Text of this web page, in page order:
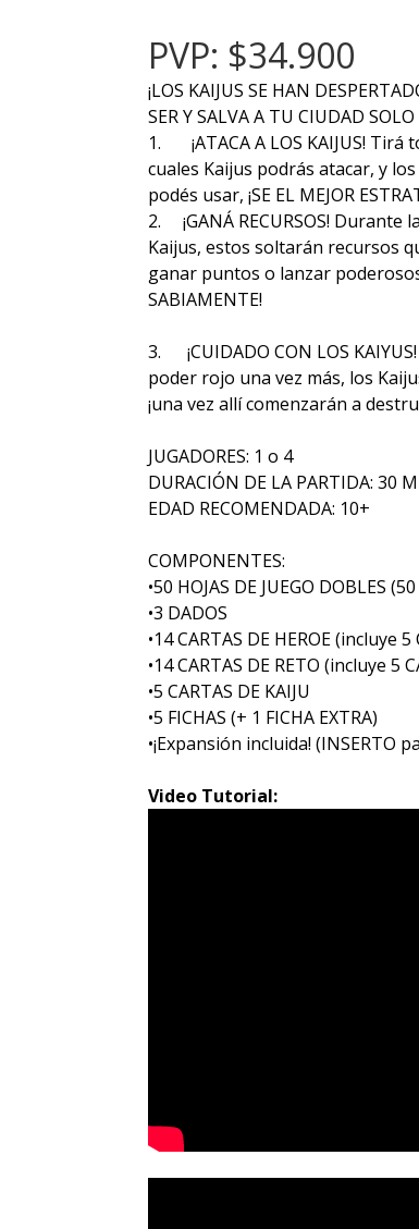
PVP: $34.900
¡LOS KAIJUS SE HAN
SER Y SALVA A TU CIUDAD
1. ¡ATACA A LOS KAIJUS! Tirá
cuales Kaijus podrás atacar, y
podés usar, ¡SE EL MEJOR
2. ¡GANÁ RECURSOS! Durante
Kaijus, estos soltarán recursos
ganar puntos o lanzar poderosos
SABIAMENTE!
3. ¡CUIDADO CON LOS
poder rojo una vez más, los
¡una vez allí comenzarán a
JUGADORES: 1 o 4
DURACIÓN DE LA PARTIDA: 30
EDAD RECOMENDADA: 10+
COMPONENTES:
•50 HOJAS DE JUEGO DOBLES
•3 DADOS
•14 CARTAS DE HEROE (incluye
•14 CARTAS DE RETO (incluye 5
•5 CARTAS DE KAIJU
•5 FICHAS (+ 1 FICHA EXTRA)
•¡Expansión incluida! (INSERTO
Video Tutorial: